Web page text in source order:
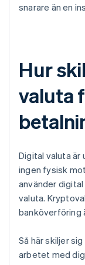
snarare än en
Hur
valuta
Digital valuta
ingen fysisk
använder
valuta.
banköverföring
Så här skiljer
arbetet med